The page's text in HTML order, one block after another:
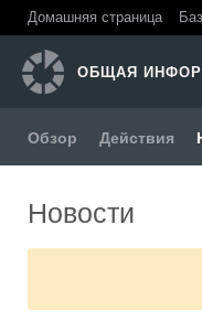
Домашняя страница
ОБЩАЯ
Обзор Действия
Новости